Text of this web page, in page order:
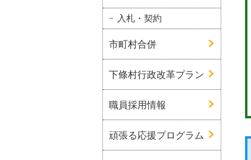
入札・契約
市町村合併
下條村行政改革プラン
職員採用情報
頑張る応援プログラム